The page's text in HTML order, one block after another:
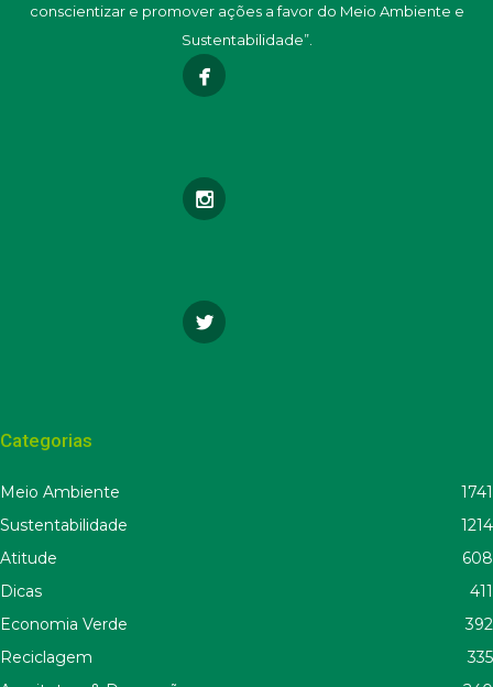
conscientizar e promover ações a favor do Meio Ambiente e
Sustentabilidade”.
Categorias
Meio Ambiente
1741
Sustentabilidade
1214
Atitude
608
Dicas
411
Economia Verde
392
Reciclagem
335